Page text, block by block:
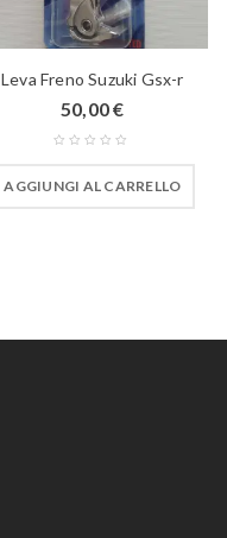
Leva Freno Suzuki Gsx-r
50,00€
AGGIUNGI AL CARRELLO